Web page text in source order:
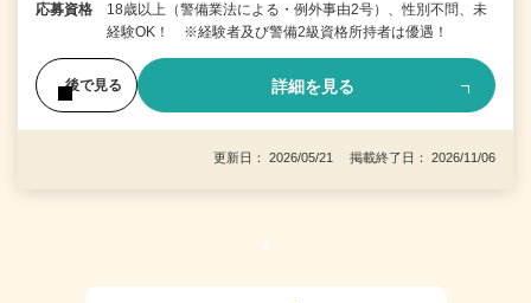
応募資格
18歳以上（警備業法による・例外事由2号）、性別不問、未
経験OK！ ※経験者及び警備2級資格所持者は優遇！
後で見る 詳細を見る
更新日： 2026/05/21 掲載終了日： 2026/11/06
1